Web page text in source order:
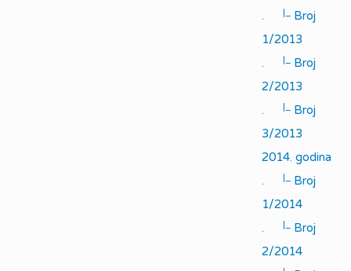
.
|_ Broj
1/2013
.
|_ Broj
2/2013
.
|_ Broj
3/2013
2014. godina
.
|_ Broj
1/2014
.
|_ Broj
2/2014